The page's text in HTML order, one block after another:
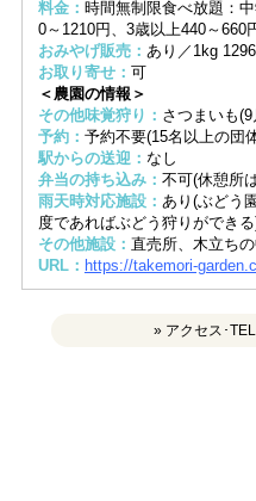
料金： 時間無制限食べ放題：
0～1210円、3歳以上440～660
おみやげ販売： あり／1kg
お取り寄せ： 可
＜農園の情報＞
その他味覚狩り： さつまいも
予約： 予約不要(15名以上の団
駅からの送迎： なし
弁当の持ち込み： 不可(休憩所
雨天時対応施設： あり(ぶどう
度であればぶどう狩りができ
その他施設： 直売所、木立ち
URL： https://takemori-
» アクセス･